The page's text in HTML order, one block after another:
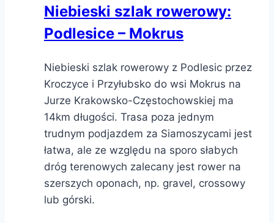
Niebieski szlak rowerowy:
Podlesice – Mokrus
Niebieski szlak rowerowy z Podlesic przez
Kroczyce i Przyłubsko do wsi Mokrus na
Jurze Krakowsko-Częstochowskiej ma
14km długości. Trasa poza jednym
trudnym podjazdem za Siamoszycami jest
łatwa, ale ze względu na sporo słabych
dróg terenowych zalecany jest rower na
szerszych oponach, np. gravel, crossowy
lub górski.